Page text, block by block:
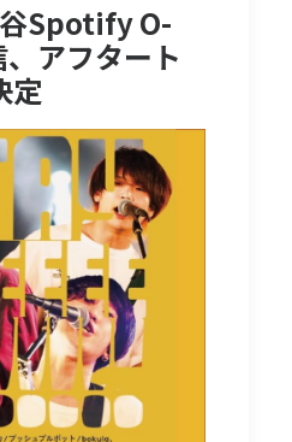
Spotify O-
アフタート
定